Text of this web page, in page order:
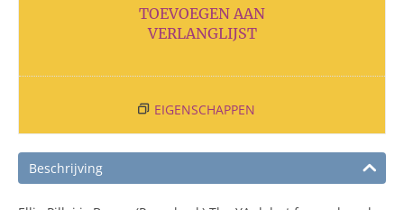
TOEVOEGEN AAN
VERLANGLIJST
EIGENSCHAPPEN
Beschrijving